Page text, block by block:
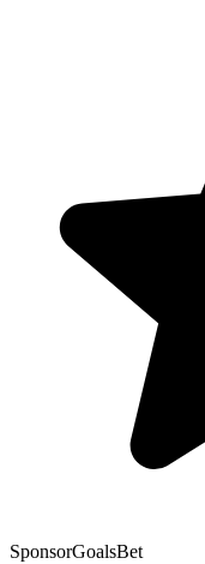
SponsorGoalsBet